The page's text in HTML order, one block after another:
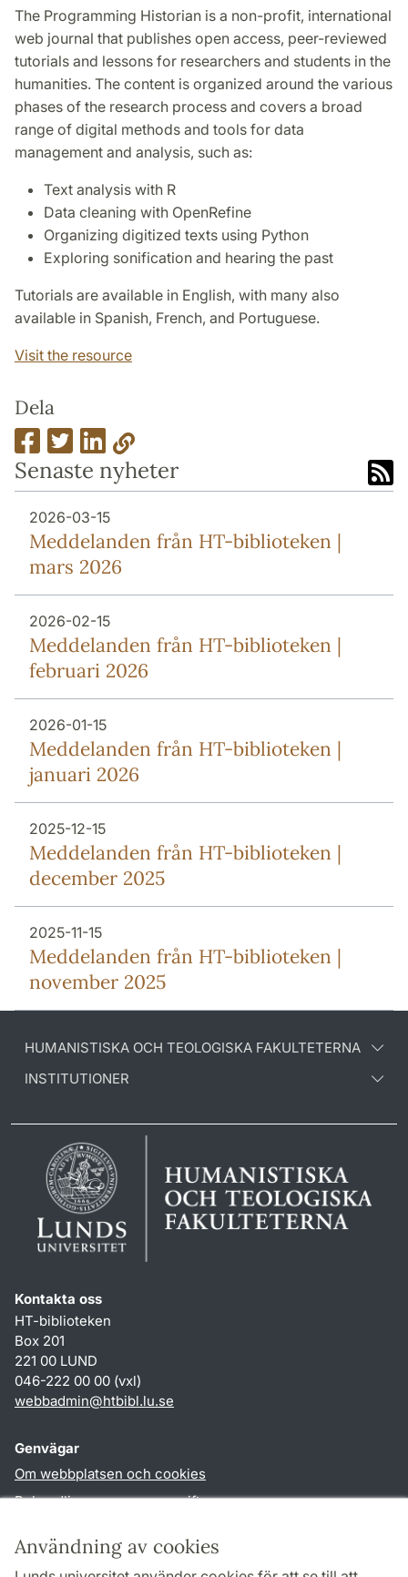
Användning av cookies
The Programming Historian is a non-profit, international
web journal that publishes open access, peer-reviewed
tutorials and lessons for researchers and students in the
humanities. The content is organized around the various
phases of the research process and covers a broad
range of digital methods and tools for data
management and analysis, such as:
Text analysis with R
Data cleaning with OpenRefine
Organizing digitized texts using Python
Exploring sonification and hearing the past
Tutorials are available in English, with many also
available in Spanish, French, and Portuguese.
Visit the resource
Dela
Senaste nyheter
2026-03-15
Meddelanden från HT-biblioteken |
mars 2026
2026-02-15
Meddelanden från HT-biblioteken |
februari 2026
2026-01-15
Meddelanden från HT-biblioteken |
januari 2026
2025-12-15
Meddelanden från HT-biblioteken |
december 2025
2025-11-15
Meddelanden från HT-biblioteken |
november 2025
HUMANISTISKA OCH TEOLOGISKA FAKULTETERNA
INSTITUTIONER
Kontakta oss
HT-biblioteken
Box 201
221 00 LUND
046-222 00 00 (vxl)
webbadmin@htbibl.lu.se
Genvägar
Om webbplatsen och cookies
Behandling av personuppgifter
TYPO3-login